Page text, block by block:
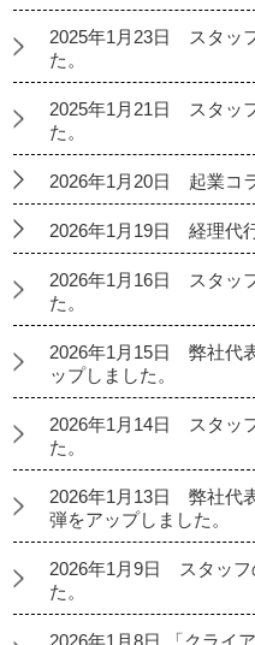
2025年1月23日 スタッ
た。
2025年1月21日 スタッ
た。
2026年1月20日 起業コ
2026年1月19日 経理代
2026年1月16日 スタッ
た。
2026年1月15日 弊社代
ップしました。
2026年1月14日 スタッ
た。
2026年1月13日 弊社代
弾をアップしました。
2026年1月9日 スタッフ
た。
2026年1月8日 「クライ